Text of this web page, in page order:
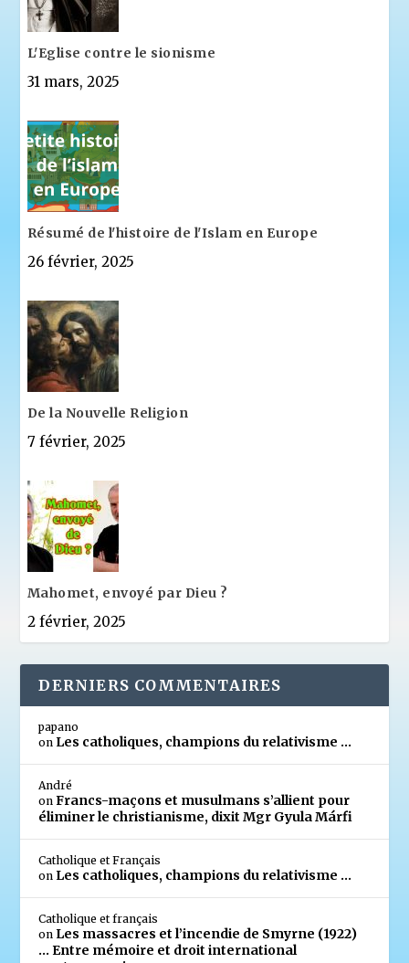
L'Eglise contre le sionisme
31 mars, 2025
Résumé de l'histoire de l'Islam en Europe
26 février, 2025
De la Nouvelle Religion
7 février, 2025
Mahomet, envoyé par Dieu ?
2 février, 2025
DERNIERS COMMENTAIRES
papano
on Les catholiques, champions du relativisme …
André
onFrancs-maçons et musulmans s’allient pour
éliminer le christianisme, dixit Mgr Gyula Márfi
Catholique et Français
on Les catholiques, champions du relativisme …
Catholique et français
on Les massacres et l’incendie de Smyrne (1922)
… Entre mémoire et droit international